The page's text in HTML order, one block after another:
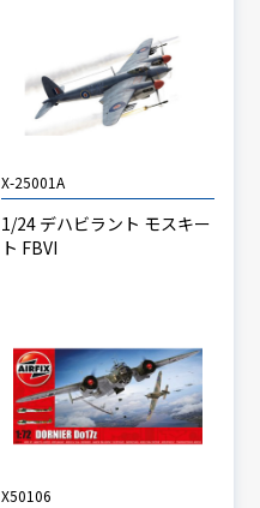
X-25001A
1/24 デハビラント モスキー
ト FBVI
X50106